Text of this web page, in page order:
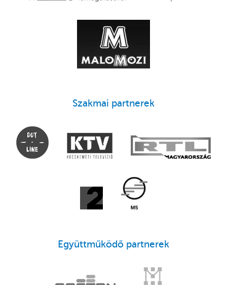
Szakmai partnerek
Együttműködő partnerek